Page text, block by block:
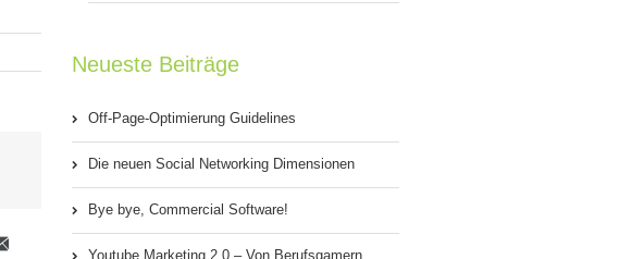
Neueste Beiträge
Off-Page-Optimierung Guidelines
Die neuen Social Networking Dimensionen
Bye bye, Commercial Software!
Youtube Marketing 2.0 – Von Berufsgamern